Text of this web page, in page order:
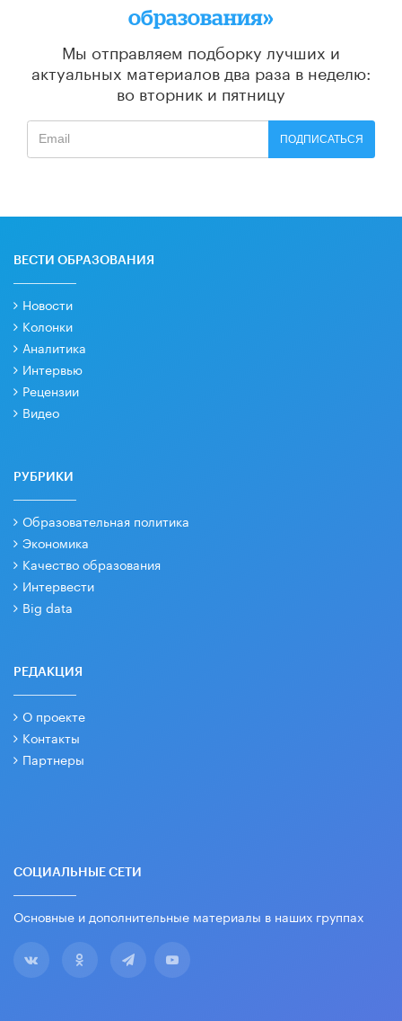
образования»
Мы отправляем подборку лучших и
актуальных материалов два раза в неделю:
во вторник и пятницу
ПОДПИСАТЬСЯ
ВЕСТИ ОБРАЗОВАНИЯ
Новости
Колонки
Аналитика
Интервью
Рецензии
Видео
РУБРИКИ
Образовательная политика
Экономика
Качество образования
Интервести
Big data
РЕДАКЦИЯ
О проекте
Контакты
Партнеры
СОЦИАЛЬНЫЕ СЕТИ
Основные и дополнительные материалы в наших группах